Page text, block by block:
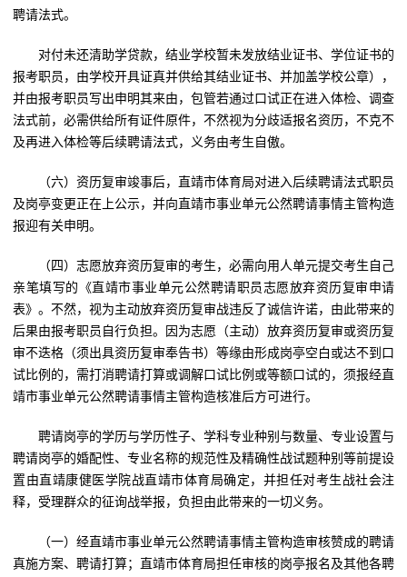
聘请法式。
对付未还清助学贷款，结业学校暂未发放结业证书、学位证书的
报考职员，由学校开具证真并供给其结业证书、并加盖学校公章），
并由报考职员写出申明其来由，包管若通过口试正在进入体检、调查
法式前，必需供给所有证件原件，不然视为分歧适报名资历，不克不
及再进入体检等后续聘请法式，义务由考生自傲。
（六）资历复审竣事后，直靖市体育局对进入后续聘请法式职员
及岗亭变更正在上公示，并向直靖市事业单元公然聘请事情主管构造
报迎有关申明。
（四）志愿放弃资历复审的考生，必需向用人单元提交考生自己
亲笔填写的《直靖市事业单元公然聘请职员志愿放弃资历复审申请
表》。不然，视为主动放弃资历复审战违反了诚信许诺，由此带来的
后果由报考职员自行负担。因为志愿（主动）放弃资历复审或资历复
审不迭格（须出具资历复审奉告书）等缘由形成岗亭空白或达不到口
试比例的，需打消聘请打算或调解口试比例或等额口试的，须报经直
靖市事业单元公然聘请事情主管构造核准后方可进行。
聘请岗亭的学历与学历性子、学科专业种别与数量、专业设置与
聘请岗亭的婚配性、专业名称的规范性及精确性战试题种别等前提设
置由直靖康健医学院战直靖市体育局确定，并担任对考生战社会注
释，受理群众的征询战举报，负担由此带来的一切义务。
（一）经直靖市事业单元公然聘请事情主管构造审核赞成的聘请
真施方案、聘请打算；直靖市体育局担任审核的岗亭报名及其他各聘